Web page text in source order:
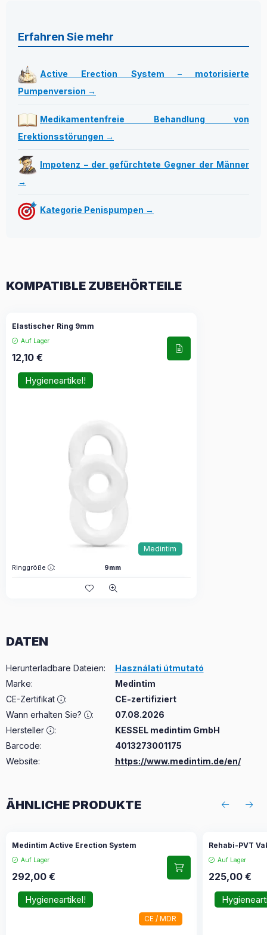
KOMPATIBLE ZUBEHÖRTEILE
Elastischer Ring 9mm
Auf Lager
12,10 €
Hygieneartikel!
Medintim
Ringgröße : 9mm
Erfahren Sie mehr
Active Erection System – motorisierte
Pumpenversion →
Medikamentenfreie Behandlung von
Erektionsstörungen →
Impotenz – der gefürchtete Gegner der Männer
→
Kategorie Penispumpen →
DATEN
Herunterladbare Dateien:
Használati útmutató
Marke:
Medintim
CE-Zertifikat
:
CE-zertifiziert
Wann erhalten Sie?
:
07.08.2026
Hersteller
:
KESSEL medintim GmbH
Barcode:
4013273001175
Website:
https://www.medintim.de/en/
ÄHNLICHE PRODUKTE
Medintim Active Erection System
Auf Lager
292,00 €
Hygieneartikel!
CE / MDR
Rehabi-PVT
Auf Lager
225,00€